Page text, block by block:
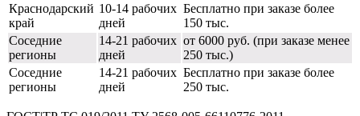
Краснодарский
край
10-14 рабочих
дней
Бесплатно при заказе более
150 тыс.
Соседние
регионы
14-21 рабочих
дней
от 6000 руб. (при заказе менее
250 тыс.)
Соседние
регионы
14-21 рабочих
дней
Бесплатно при заказе более
250 тыс.